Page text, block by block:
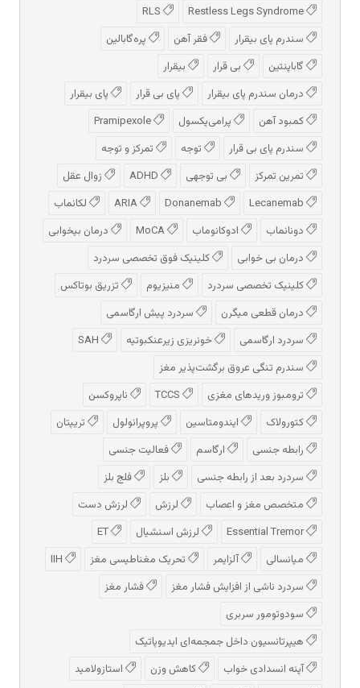
سندرم پای بیقرار
فقر آهن
پره‌گابالین
گاباپنتین
بی قرار
بیقرار
درمان سندرم پای بیقرار
پای بی قرار
پای بیقرار
کمبود آهن
پرامی‌پکسول
سندرم پای بی قرار
توجه
تمرکز و توجه
تمرین تمرکز
بی توجهی
زوال عقل
لکانماب
دونانماب
ادوكانوماب
درمان بیخوابی
درمان بی خوابی
کلینیک فوق تخصصی سردرد
کلینیک تخصصی سردرد
منیزیوم
تزریق بوتاکس
درمان قطعی میگرن
سردرد پیش‌ ارگاسمی
سردرد ارگاسمی
خونریزی زیرعنکبوتیه
سندرم تنگی عروق برگشت‌پذیر مغز
ترومبوز وریدهای مغزی
ناپروکسن
کتورولاک
ایندومتاسین پروپرانولول
تریپتان
رابطه جنسی
ارگاسم
فعالیت جنسی
سردرد بعد از رابطه جنسی
بلز
فلج بلز
متخصص مغز و اعصاب
لرزش
لرزش دست
لرزش اسنشیال
میانسالی
آلزایمر تحریک مغناطیسی مغز
سردرد ناشی از افزایش فشار مغز
فشار مغز
سودوتومور سربری
هیپرتانسیون داخل جمجمه‌ای ایدیوپاتیک
آپنه انسدادی خواب
کاهش وزن
استازولامید